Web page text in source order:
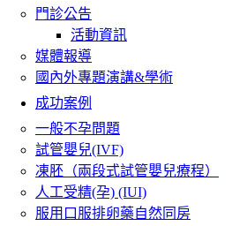
門診公告
活動資訊
媒體報導
國內外專題演講&學術
成功案例
一般不孕問題
試管嬰兒(IVF)
凍胚（兩段式試管嬰兒療程）
人工受精(孕) (IUI)
服用口服排卵藥自然同房